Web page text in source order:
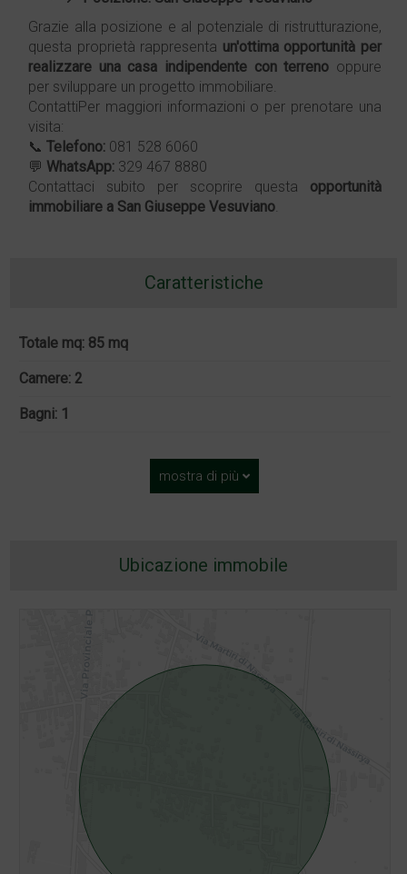
Grazie alla posizione e al potenziale di ristrutturazione,
questa proprietà rappresenta un'ottima opportunità per
realizzare una casa indipendente con terreno oppure
per sviluppare un progetto immobiliare.
ContattiPer maggiori informazioni o per prenotare una
visita:
📞Telefono: 081 528 6060
💬 WhatsApp: 329 467 8880
Contattaci subito per scoprire questa opportunità
immobiliare a San Giuseppe Vesuviano.
Caratteristiche
Totale mq: 85 mq
Camere: 2
Bagni: 1
mostra di più
Ubicazione immobile